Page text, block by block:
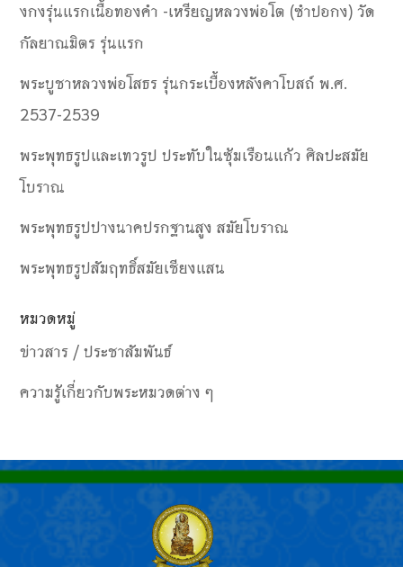
งกงรุ่นแรกเนื้อทองคำ -เหรียญหลวงพ่อโต (ซำปอกง) วัด
กัลยาณมิตร รุ่นแรก
พระบูชาหลวงพ่อโสธร รุ่นกระเบื้องหลังคาโบสถ์ พ.ศ.
2537-2539
พระพุทธรูปและเทวรูป ประทับในซุ้มเรือนแก้ว ศิลปะสมัย
โบราณ
พระพุทธรูปปางนาคปรกฐานสูง สมัยโบราณ
พระพุทธรูปสัมฤทธิ์สมัยเชียงแสน
หมวดหมู่
ข่าวสาร / ประชาสัมพันธ์
ความรู้เกี่ยวกับพระหมวดต่าง ๆ